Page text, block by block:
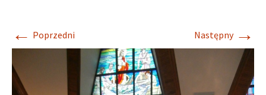
← Poprzedni Następny →